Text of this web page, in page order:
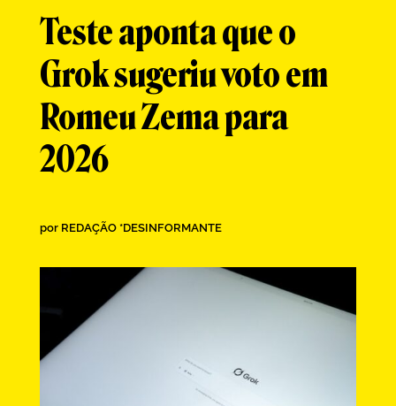
Teste aponta que o
Grok sugeriu voto em
Romeu Zema para
2026
por REDAÇÃO *DESINFORMANTE